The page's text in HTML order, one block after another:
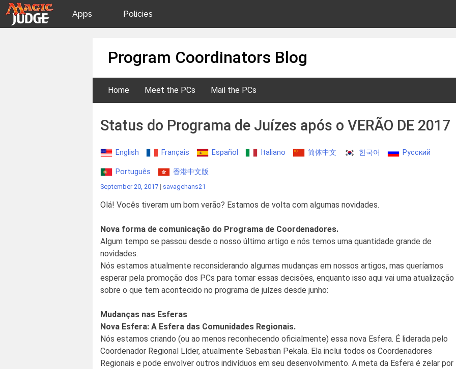
Apps Policies
JAR
Program Coordinators Blog
Home Meet the PCs Mail the PCs
Status do Programa de Juízes após o VERÃO DE 2017
English Français Español Italiano 简体中文 한국어 Русский
Português 香港中文版
September 20, 2017 | savagehans21
Olá! Vocês tiveram um bom verão? Estamos de volta com algumas novidades.
Nova forma de comunicação do Programa de Coordenadores.
Algum tempo se passou desde o nosso último artigo e nós temos uma quantidade grande de
novidades.
Nós estamos atualmente reconsiderando algumas mudanças em nossos artigos, mas queríamos
esperar pela promoção dos PCs para tomar essas decisões, enquanto isso aqui vai uma atualização
sobre o que tem acontecido no programa de juízes desde junho:
Mudanças nas Esferas
Nova Esfera: A Esfera das Comunidades Regionais.
Nós estamos criando (ou ao menos reconhecendo oficialmente) essa nova Esfera. É liderada pelo
Coordenador Regional Líder, atualmente Sebastian Pekala. Ela inclui todos os Coordenadores
Regionais e pode envolver outros indivíduos em seu desenvolvimento. A meta da Esfera é zelar por